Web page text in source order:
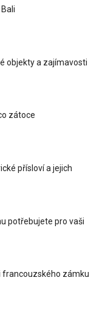
objekty a zajímavosti
zátoce
přísloví a jejich
potřebujete pro vaši
francouzského zámku